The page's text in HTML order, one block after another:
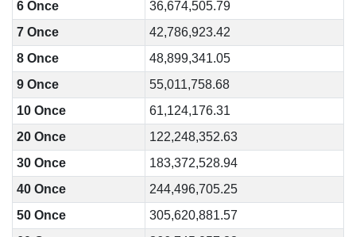
6 Once
36,674,505.79
7 Once
42,786,923.42
8 Once
48,899,341.05
9 Once
55,011,758.68
10 Once
61,124,176.31
20 Once
122,248,352.63
30 Once
183,372,528.94
40 Once
244,496,705.25
50 Once
305,620,881.57